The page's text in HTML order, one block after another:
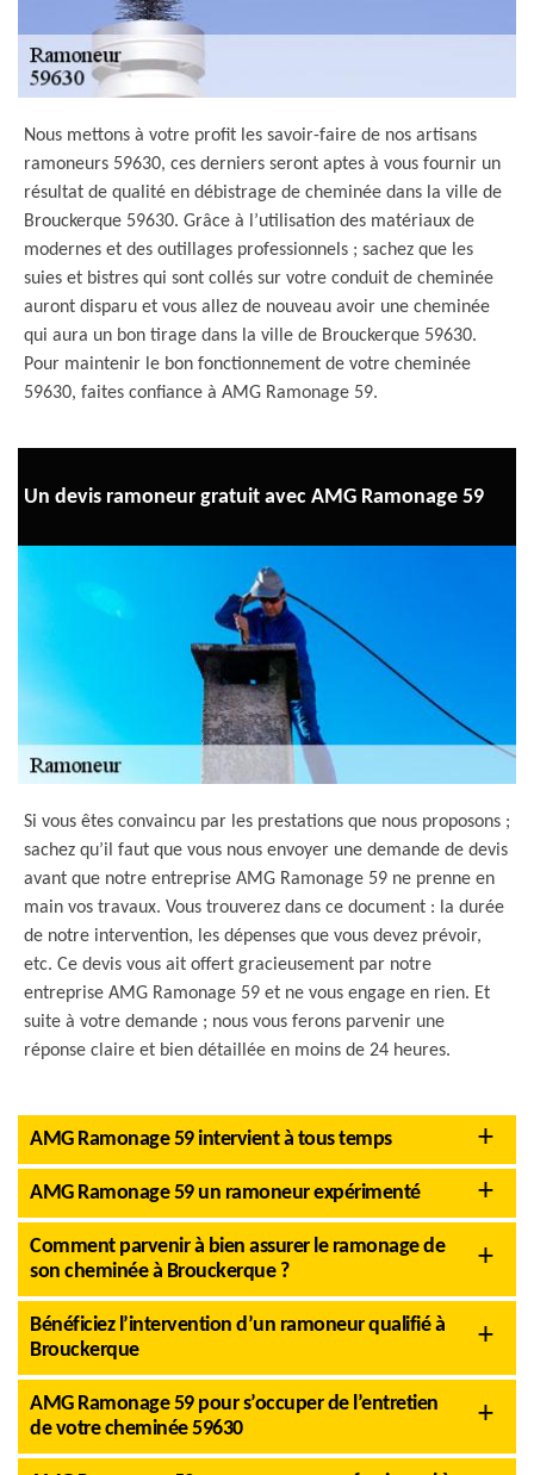
Nous mettons à votre profit les savoir-faire de nos artisans
ramoneurs 59630, ces derniers seront aptes à vous fournir un
résultat de qualité en débistrage de cheminée dans la ville de
Brouckerque 59630. Grâce à l’utilisation des matériaux de
modernes et des outillages professionnels ; sachez que les
suies et bistres qui sont collés sur votre conduit de cheminée
auront disparu et vous allez de nouveau avoir une cheminée
qui aura un bon tirage dans la ville de Brouckerque 59630.
Pour maintenir le bon fonctionnement de votre cheminée
59630, faites confiance à AMG Ramonage 59.
Un devis ramoneur gratuit avec AMG Ramonage 59
Si vous êtes convaincu par les prestations que nous proposons ;
sachez qu’il faut que vous nous envoyer une demande de devis
avant que notre entreprise AMG Ramonage 59 ne prenne en
main vos travaux. Vous trouverez dans ce document : la durée
de notre intervention, les dépenses que vous devez prévoir,
etc. Ce devis vous ait offert gracieusement par notre
entreprise AMG Ramonage 59 et ne vous engage en rien. Et
suite à votre demande ; nous vous ferons parvenir une
réponse claire et bien détaillée en moins de 24 heures.
AMG Ramonage 59 intervient à tous temps
AMG Ramonage 59 un ramoneur expérimenté
Comment parvenir à bien assurer le ramonage de
son cheminée à Brouckerque ?
Bénéficiez l’intervention d’un ramoneur qualifié à
Brouckerque
AMG Ramonage 59 pour s’occuper de l’entretien
de votre cheminée 59630